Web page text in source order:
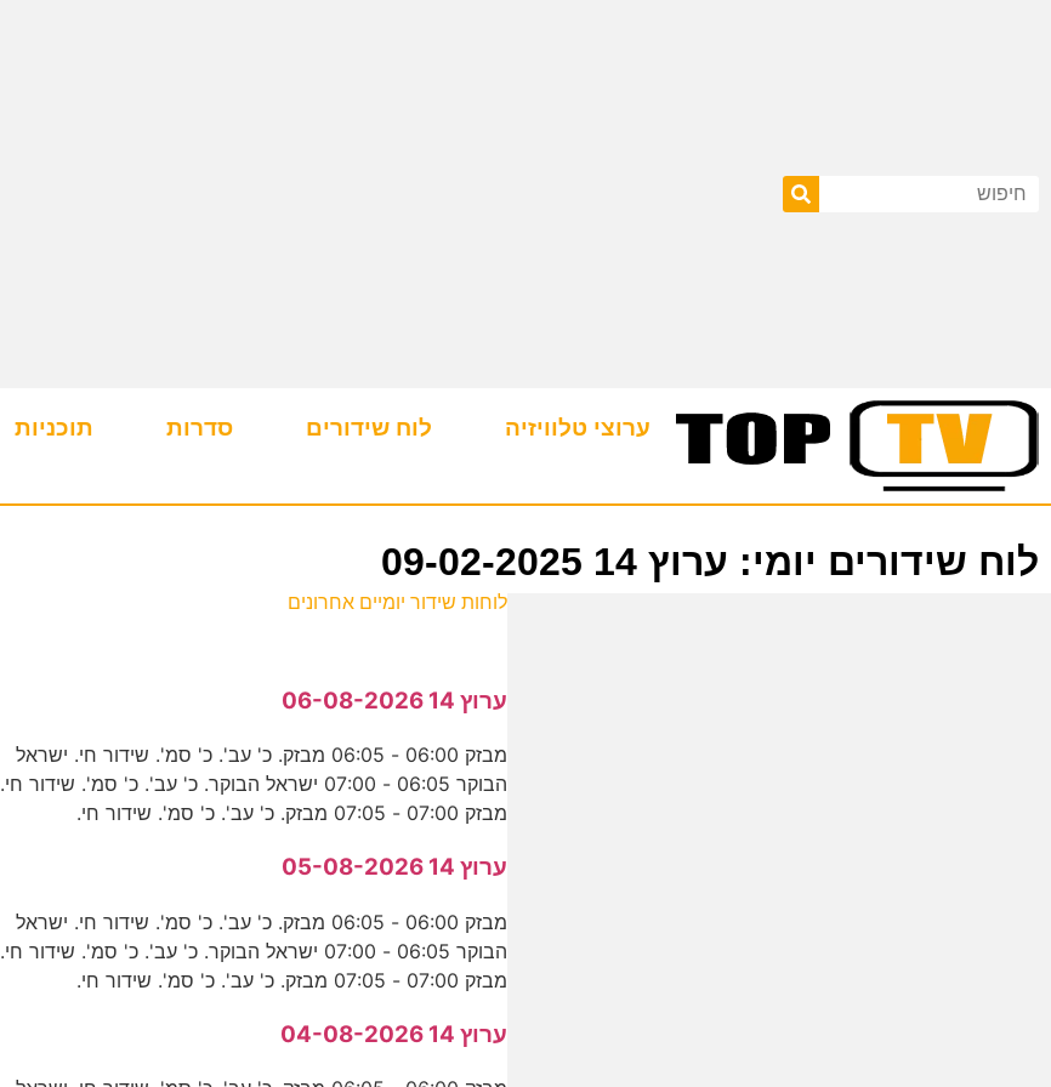
ערוצי טלוויזיה לוח שידורים סדרות תוכניות
לוח שידורים יומי: ערוץ 14 09-02-2025
לוחות שידור יומיים אחרונים
ערוץ 14 06-08-2026
מבזק 06:00 - 06:05 מבזק. כ' עב'. כ' סמ'. שידור חי. ישראל
הבוקר 06:05 - 07:00 ישראל הבוקר. כ' עב'. כ' סמ'. שידור חי.
מבזק 07:00 - 07:05 מבזק. כ' עב'. כ' סמ'. שידור חי.
ערוץ 14 05-08-2026
מבזק 06:00 - 06:05 מבזק. כ' עב'. כ' סמ'. שידור חי. ישראל
הבוקר 06:05 - 07:00 ישראל הבוקר. כ' עב'. כ' סמ'. שידור חי.
מבזק 07:00 - 07:05 מבזק. כ' עב'. כ' סמ'. שידור חי.
ערוץ 14 04-08-2026